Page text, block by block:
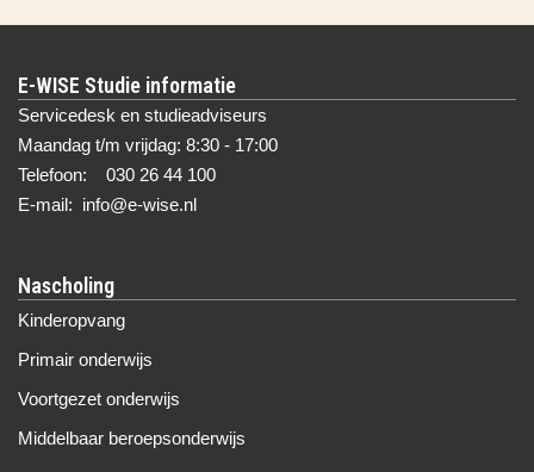
Servicedesk en studieadviseurs
Maandag t/m vrijdag: 8:30 - 17:00
Telefoon: 030 26 44 100
E-mail: info@e-wise.nl
Kinderopvang
Primair onderwijs
Voortgezet onderwijs
Middelbaar beroepsonderwijs